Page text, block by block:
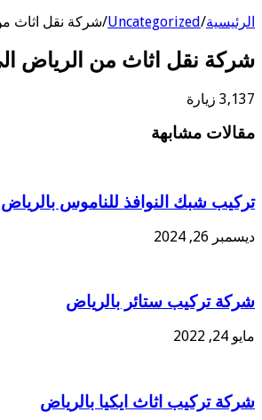
الرئيسية/
Uncategorized
/شركة نقل اثاث
شركة نقل اثاث من الرياض
3,137 زيارة
مقالات مشابهة
تركيب شبك النوافذ للناموس بالرياض
ديسمبر 26, 2024
شركة تركيب ستائر بالرياض
مايو 24, 2022
شركة تركيب اثاث ايكيا بالرياض